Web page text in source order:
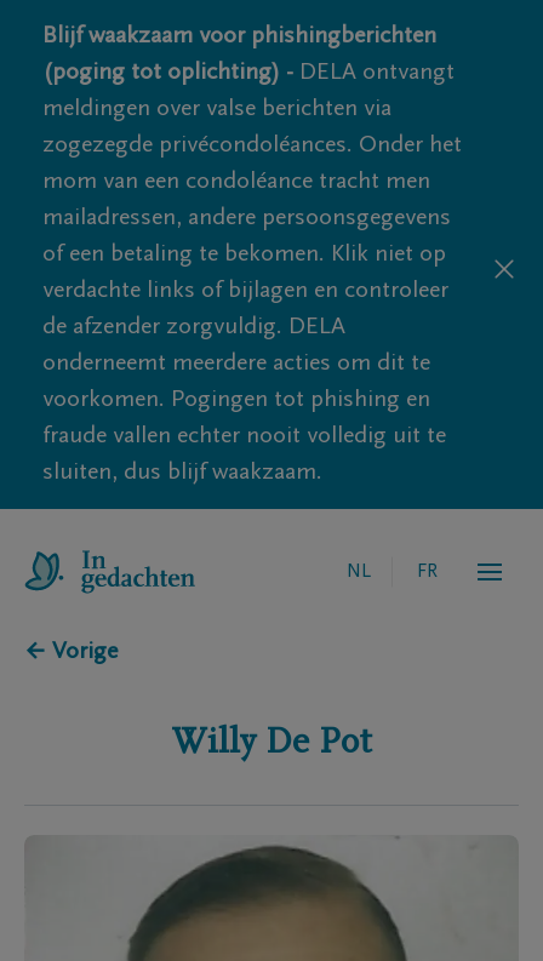
Blijf waakzaam voor phishingberichten
(poging tot oplichting) - DELA ontvangt
meldingen over valse berichten via
zogezegde privécondoléances. Onder het
mom van een condoléance tracht men
mailadressen, andere persoonsgegevens
of een betaling te bekomen. Klik niet op
verdachte links of bijlagen en controleer
de afzender zorgvuldig. DELA
onderneemt meerdere acties om dit te
voorkomen. Pogingen tot phishing en
fraude vallen echter nooit volledig uit te
sluiten, dus blijf waakzaam.
NL FR
← Vorige
Willy De Pot